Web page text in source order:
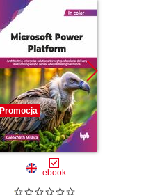
Promocja
ebook